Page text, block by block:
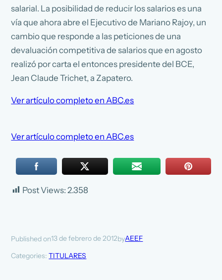
salarial. La posibilidad de reducir los salarios es una
vía que ahora abre el Ejecutivo de Mariano Rajoy, un
cambio que responde a las peticiones de una
devaluación competitiva de salarios que en agosto
realizó por carta el entonces presidente del BCE,
Jean Claude Trichet, a Zapatero.
Ver artículo completo en ABC.es
Ver artículo completo en ABC.es
Post Views: 2.358
Published on13 de febrero de 2012byAEEF
Categories:TITULARES